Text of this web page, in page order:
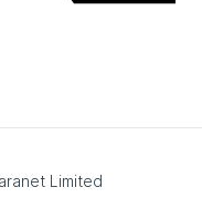
Limited